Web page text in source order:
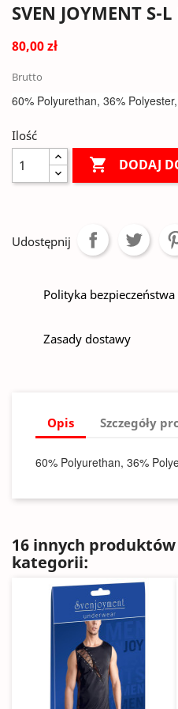
SVEN JOYMENT S-
80,00 zł
Brutto
60% Polyurethan, 36%
Ilość
 DODAJ
Udostępnij
Polityka bezpieczeństwa
Zasady dostawy
Opis Szczegóły
60% Polyurethan, 36%
16 innych
kategorii: